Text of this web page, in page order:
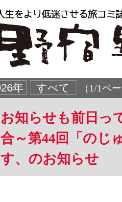
（1/1ペ
お知らせも前日っ
合～第44回「のじ
す、のお知らせ